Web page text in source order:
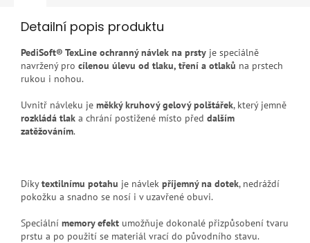
Detailní popis produktu
PediSoft® TexLine ochranný návlek na prsty je speciálně
navržený pro cílenou úlevu od tlaku, tření a otlaků na prstech
rukou i nohou.
Uvnitř návleku je měkký kruhový gelový polštářek, který jemně
rozkládá tlak a chrání postižené místo před dalším
zatěžováním.
Díkytextilnímu potahu je návlek příjemný na dotek, nedráždí
pokožku a snadno se nosí i v uzavřené obuvi.
Speciální memory efekt umožňuje dokonalé přizpůsobení tvaru
prstu a po použití se materiál vrací do původního stavu.